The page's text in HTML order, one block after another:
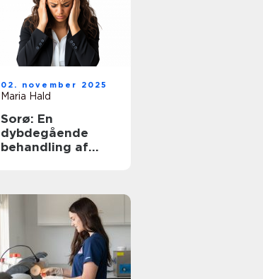
02. november 2025
Maria Hald
Sorø: En
dybdegående
behandling af